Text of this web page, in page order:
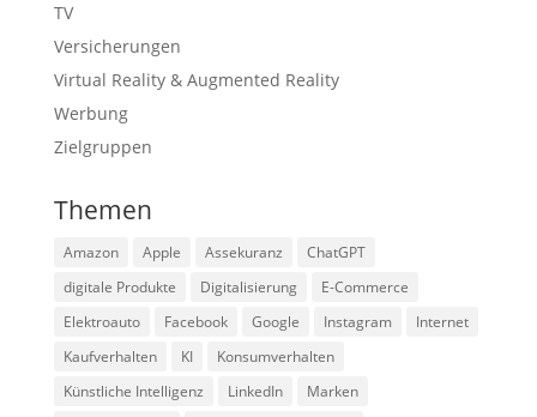
TV
Versicherungen
Virtual Reality & Augmented Reality
Werbung
Zielgruppen
Themen
Amazon Apple Assekuranz
ChatGPT
digitale Produkte
Digitalisierung
E-Commerce
Elektroauto
Facebook Google Instagram
Internet
Kaufverhalten
KI
Konsumverhalten
Künstliche Intelligenz
LinkedIn
Marken